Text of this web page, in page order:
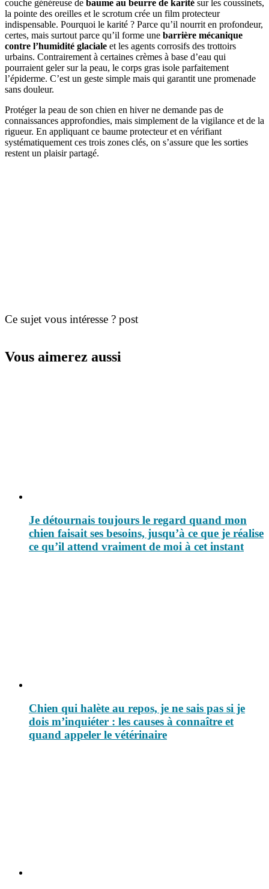
couche généreuse de baume au beurre de karité sur les coussinets,
la pointe des oreilles et le scrotum crée un film protecteur
indispensable. Pourquoi le karité ? Parce qu’il nourrit en profondeur,
certes, mais surtout parce qu’il forme une barrière mécanique
contre l’humidité glaciale et les agents corrosifs des trottoirs
urbains. Contrairement à certaines crèmes à base d’eau qui
pourraient geler sur la peau, le corps gras isole parfaitement
l’épiderme. C’est un geste simple mais qui garantit une promenade
sans douleur.
Protéger la peau de son chien en hiver ne demande pas de
connaissances approfondies, mais simplement de la vigilance et de la
rigueur. En appliquant ce baume protecteur et en vérifiant
systématiquement ces trois zones clés, on s’assure que les sorties
restent un plaisir partagé.
Ce sujet vous intéresse ? post
Vous aimerez aussi
Je détournais toujours le regard quand mon
chien faisait ses besoins, jusqu’à ce que je réalise
ce qu’il attend vraiment de moi à cet instant
Chien qui halète au repos, je ne sais pas si je
dois m’inquiéter : les causes à connaître et
quand appeler le vétérinaire